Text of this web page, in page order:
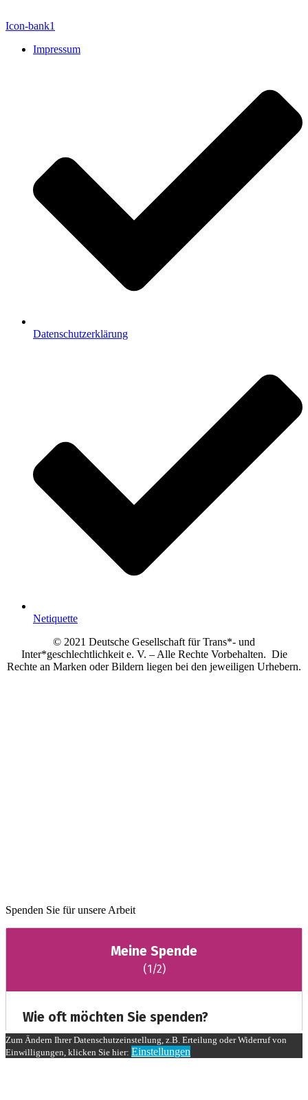
Icon-bank1
Impressum
Datenschutzerklärung
Netiquette
© 2021 Deutsche Gesellschaft für Trans*- und
Inter*geschlechtlichkeit e. V. – Alle Rechte Vorbehalten. Die
Rechte an Marken oder Bildern liegen bei den jeweiligen Urhebern.
Spenden Sie für unsere Arbeit
Zum Ändern Ihrer Datenschutzeinstellung, z.B. Erteilung oder Widerruf von
Einwilligungen, klicken Sie hier: Einstellungen